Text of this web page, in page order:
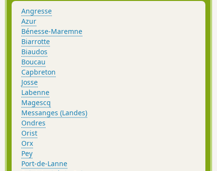
Angresse
Azur
Bénesse-Maremne
Biarrotte
Biaudos
Boucau
Capbreton
Josse
Labenne
Magescq
Messanges (Landes)
Ondres
Orist
Orx
Pey
Port-de-Lanne